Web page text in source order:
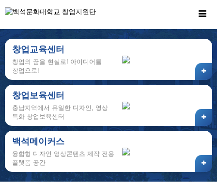
창업교육센터
창업의 꿈을 현실로! 아이디어를
창업으로!
창업보육센터
충남지역에서 유일한 디자인, 영상
특화 창업보육센터
백석메이커스
융합형 디자인 영상콘텐츠 제작 전용
플랫폼 공간